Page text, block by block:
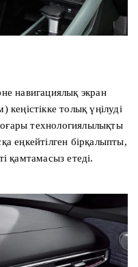
навигациялық экран
толық үңілуді
технологиялылықты
еңкейтілген бірқалыпты,
қамтамасыз етеді.